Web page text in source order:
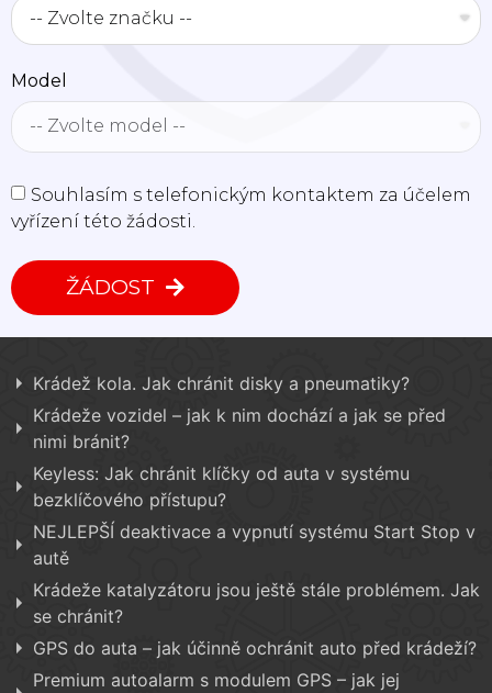
Model
Souhlasím s telefonickým kontaktem za účelem
vyřízení této žádosti.
ŽÁDOST
Krádež kola. Jak chránit disky a pneumatiky?
Krádeže vozidel – jak k nim dochází a jak se před
nimi bránit?
Keyless: Jak chránit klíčky od auta v systému
bezklíčového přístupu?
NEJLEPŠÍ deaktivace a vypnutí systému Start Stop v
autě
Krádeže katalyzátoru jsou ještě stále problémem. Jak
se chránit?
GPS do auta – jak účinně ochránit auto před krádeží?
Premium autoalarm s modulem GPS – jak jej